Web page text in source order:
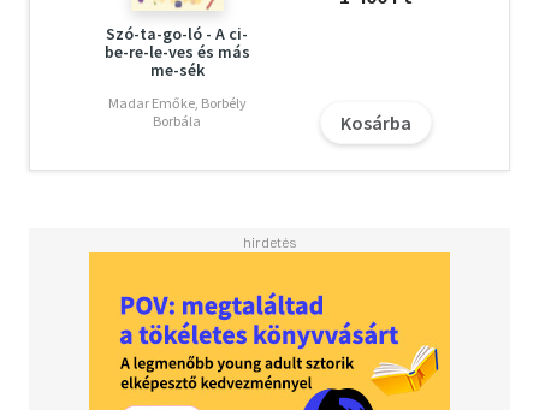
Szó-ta-go-ló - A ci-
be-re-le-ves és más
me-sék
Madar Emőke, Borbély
Borbála
Kosárba